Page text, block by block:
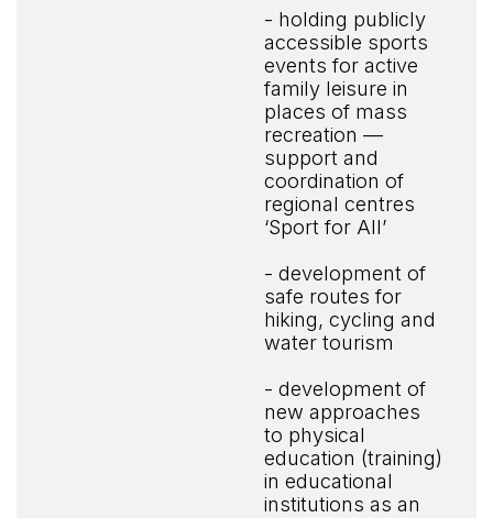
- holding publicly
accessible sports
events for active
family leisure in
places of mass
recreation —
support and
coordination of
regional centres
‘Sport for All’
- development of
safe routes for
hiking, cycling and
water tourism
- development of
new approaches
to physical
education (training)
in educational
institutions as an